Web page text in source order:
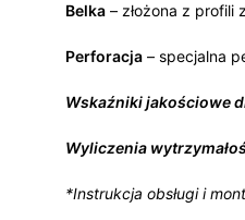
Belka – złożona z
Perforacja – specjalna
Wskaźniki jakościowe
Wyliczenia
*Instrukcja obsługi i